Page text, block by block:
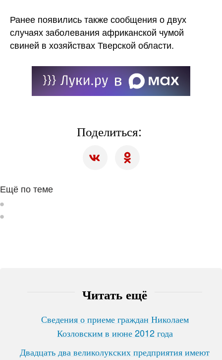
Ранее появились также сообщения о двух
случаях заболевания африканской чумой
свиней в хозяйствах Тверской области.
Поделиться:
Ещё по теме
Читать ещё
Сведения о приеме граждан Николаем
Козловским в июне 2012 года
Двадцать два великолукских предприятия имеют